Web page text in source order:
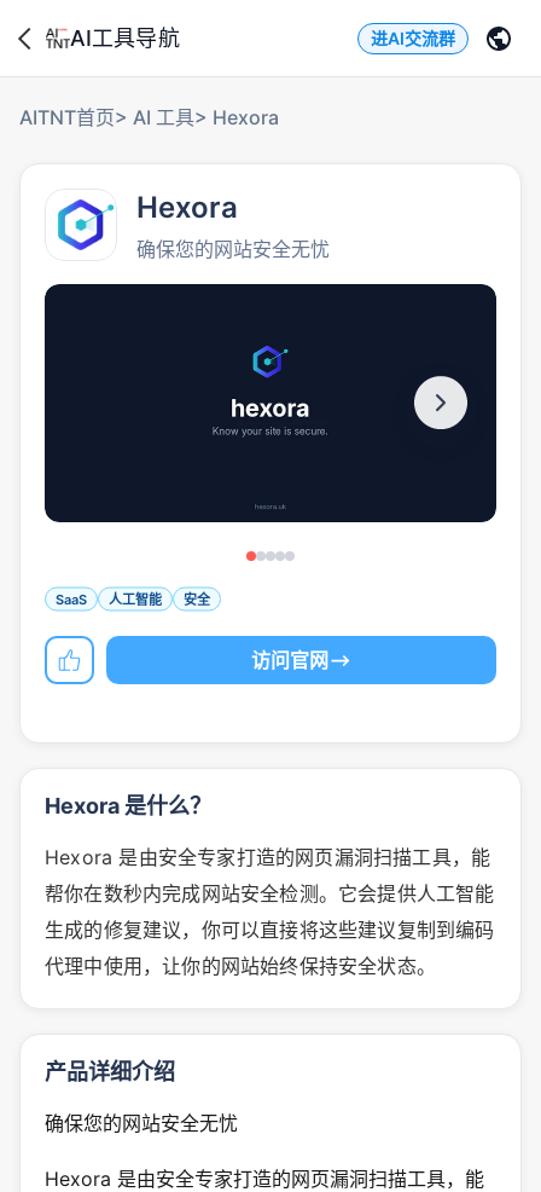
AI工具导航 进AI交流群
AITNT首页> AI 工具> Hexora
Hexora
确保您的网站安全无忧
SaaS 人工智能 安全
访问官网
Hexora 是什么？
Hexora 是由安全专家打造的网页漏洞扫描工具，能
帮你在数秒内完成网站安全检测。它会提供人工智能
生成的修复建议，你可以直接将这些建议复制到编码
代理中使用，让你的网站始终保持安全状态。
产品详细介绍
确保您的网站安全无忧
Hexora 是由安全专家打造的网页漏洞扫描工具，能